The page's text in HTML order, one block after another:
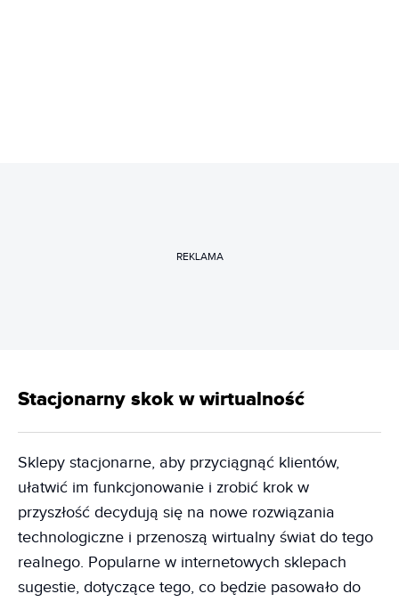
REKLAMA
Stacjonarny skok w wirtualność
Sklepy stacjonarne, aby przyciągnąć klientów,
ułatwić im funkcjonowanie i zrobić krok w
przyszłość decydują się na nowe rozwiązania
technologiczne i przenoszą wirtualny świat do tego
realnego. Popularne w internetowych sklepach
sugestie, dotyczące tego, co będzie pasowało do